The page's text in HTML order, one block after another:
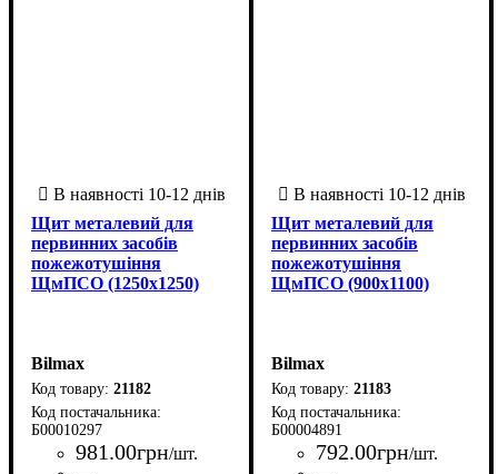
Щит металевий для
первинних засобів
пожежотушіння
ЩмПСО (1250х1250)
Bilmax
21182
Б00010297
981.00грн/шт.
Щит металевий для
первинних засобів
пожежотушіння
ЩмПСО (900х1100)
Bilmax
21183
Б00004891
792.00грн/шт.